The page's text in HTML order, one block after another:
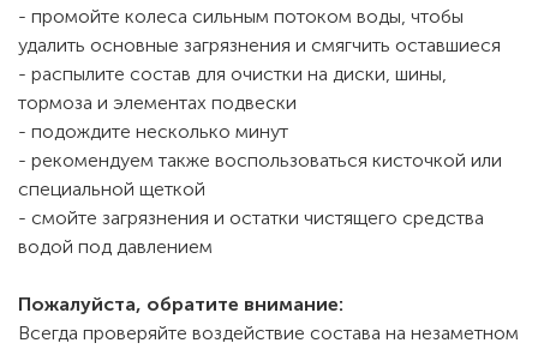
- промойте колеса сильным потоком воды, чтобы
удалить основные загрязнения и смягчить оставшиеся
- распылите состав для очистки на диски, шины,
тормоза и элементах подвески
- подождите несколько минут
- рекомендуем также воспользоваться кисточкой или
специальной щеткой
- смойте загрязнения и остатки чистящего средства
водой под давлением
Пожалуйста, обратите внимание:
Всегда проверяйте воздействие состава на незаметном